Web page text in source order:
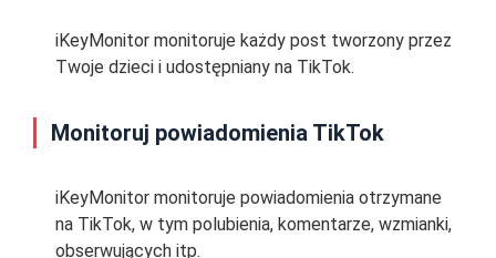
iKeyMonitor monitoruje każdy post tworzony przez
Twoje dzieci i udostępniany na TikTok.
Monitoruj powiadomienia TikTok
iKeyMonitor monitoruje powiadomienia otrzymane
na TikTok, w tym polubienia, komentarze, wzmianki,
obserwujących itp.